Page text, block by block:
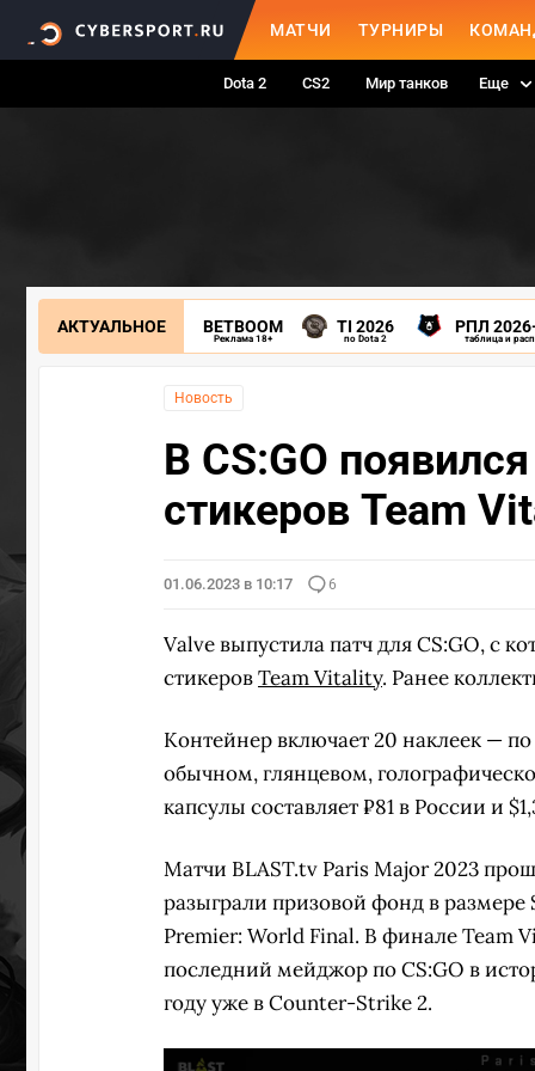
МАТЧИ ТУРНИРЫ
Dota 2 CS2 Мир танков Еще
АКТУАЛЬНОЕ BETBOOM
Реклама 18+
TI 2026
по Dota 2
РПЛ
таблица и
Новость
В CS:GO
стикеров Team
01.06.2023 в 10:17 6
Valve выпустила патч для CS:GO, с
стикеровTeam Vitality. Ранее
Контейнер включает 20 наклеек —
обычном, глянцевом,
капсулы составляет ₽81 в России и
Матчи BLAST.tv Paris Major 2023
разыграли призовой фонд в размере
Premier: World Final. В финале Team
последний мейджор по CS:GO в
году уже в Counter-Strike 2.